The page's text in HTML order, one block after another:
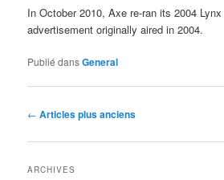
In October 2010, Axe re-ran its 2004
advertisement originally aired in 2004.
Publié dansGeneral
Navigation
articles
← Articles plus anciens
ARCHIVES